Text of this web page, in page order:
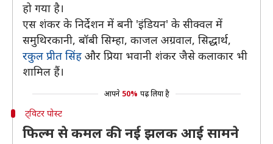
हो गया है।
एस शंकर के निर्देशन में बनी 'इंडियन' के सीक्वल में
समुथिरकानी, बॉबी सिम्हा, काजल अग्रवाल, सिद्धार्थ,
रकुल प्रीत सिंह और प्रिया भवानी शंकर जैसे कलाकार भी
शामिल हैं।
आपने 50% पढ़ लिया है
ट्विटर पोस्ट
फिल्म से कमल की नई झलक आई सामने